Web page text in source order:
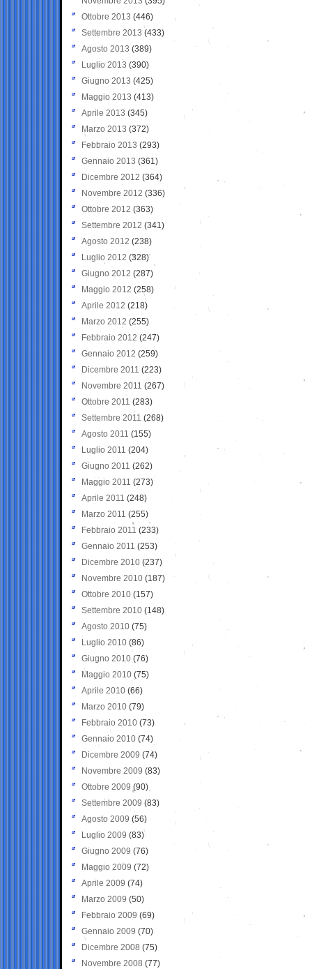
Ottobre 2013 (446)
Settembre 2013 (433)
Agosto 2013 (389)
Luglio 2013 (390)
Giugno 2013 (425)
Maggio 2013 (413)
Aprile 2013 (345)
Marzo 2013 (372)
Febbraio 2013 (293)
Gennaio 2013 (361)
Dicembre 2012 (364)
Novembre 2012 (336)
Ottobre 2012 (363)
Settembre 2012 (341)
Agosto 2012 (238)
Luglio 2012 (328)
Giugno 2012 (287)
Maggio 2012 (258)
Aprile 2012 (218)
Marzo 2012 (255)
Febbraio 2012 (247)
Gennaio 2012 (259)
Dicembre 2011 (223)
Novembre 2011 (267)
Ottobre 2011 (283)
Settembre 2011 (268)
Agosto 2011 (155)
Luglio 2011 (204)
Giugno 2011 (262)
Maggio 2011 (273)
Aprile 2011 (248)
Marzo 2011 (255)
Febbraio 2011 (233)
Gennaio 2011 (253)
Dicembre 2010 (237)
Novembre 2010 (187)
Ottobre 2010 (157)
Settembre 2010 (148)
Agosto 2010 (75)
Luglio 2010 (86)
Giugno 2010 (76)
Maggio 2010 (75)
Aprile 2010 (66)
Marzo 2010 (79)
Febbraio 2010 (73)
Gennaio 2010 (74)
Dicembre 2009 (74)
Novembre 2009 (83)
Ottobre 2009 (90)
Settembre 2009 (83)
Agosto 2009 (56)
Luglio 2009 (83)
Giugno 2009 (76)
Maggio 2009 (72)
Aprile 2009 (74)
Marzo 2009 (50)
Febbraio 2009 (69)
Gennaio 2009 (70)
Dicembre 2008 (75)
Novembre 2008 (77)